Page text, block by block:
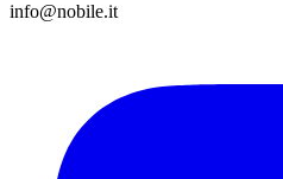
info@nobile.it